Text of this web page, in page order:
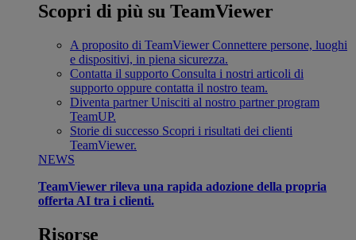
Scopri di più su TeamViewer
A proposito di TeamViewer Connettere persone, luoghi
e dispositivi, in piena sicurezza.
Contatta il supporto Consulta i nostri articoli di
supporto oppure contatta il nostro team.
Diventa partner Unisciti al nostro partner program
TeamUP.
Storie di successo Scopri i risultati dei clienti
TeamViewer.
NEWS
TeamViewer rileva una rapida adozione della propria
offerta AI tra i clienti.
Risorse